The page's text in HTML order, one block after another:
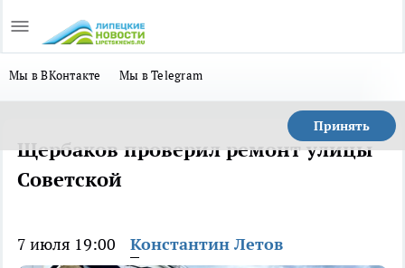
Мы в ВКонтакте Мы в Telegram
Принять
Щербаков проверил ремонт улицы
Советской
7 июля 19:00 Константин Летов